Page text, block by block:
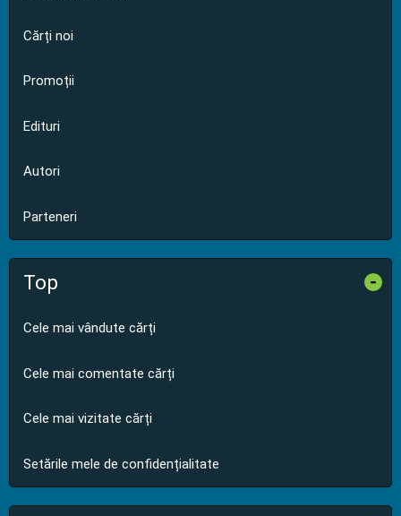
Cărți noi
Promoții
Edituri
Autori
Parteneri
Top -
Cele mai vândute cărți
Cele mai comentate cărți
Cele mai vizitate cărți
Setările mele de confidențialitate